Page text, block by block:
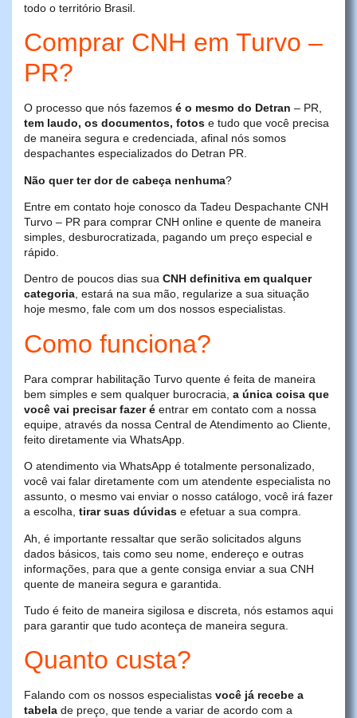
todo o território Brasil.
Comprar CNH em Turvo –
PR?
O processo que nós fazemos é o mesmo do Detran – PR,
tem laudo, os documentos, fotos e tudo que você precisa
de maneira segura e credenciada, afinal nós somos
despachantes especializados do Detran PR.
Não quer ter dor de cabeça nenhuma?
Entre em contato hoje conosco da Tadeu Despachante CNH
Turvo – PR para comprar CNH online e quente de maneira
simples, desburocratizada, pagando um preço especial e
rápido.
Dentro de poucos dias sua CNH definitiva em qualquer
categoria, estará na sua mão, regularize a sua situação
hoje mesmo, fale com um dos nossos especialistas.
Como funciona?
Para comprar habilitação Turvo quente é feita de maneira
bem simples e sem qualquer burocracia, a única coisa que
você vai precisar fazer é entrar em contato com a nossa
equipe, através da nossa Central de Atendimento ao Cliente,
feito diretamente via WhatsApp.
O atendimento via WhatsApp é totalmente personalizado,
você vai falar diretamente com um atendente especialista no
assunto, o mesmo vai enviar o nosso catálogo, você irá fazer
a escolha, tirar suas dúvidas e efetuar a sua compra.
Ah, é importante ressaltar que serão solicitados alguns
dados básicos, tais como seu nome, endereço e outras
informações, para que a gente consiga enviar a sua CNH
quente de maneira segura e garantida.
Tudo é feito de maneira sigilosa e discreta, nós estamos aqui
para garantir que tudo aconteça de maneira segura.
Quanto custa?
Falando com os nossos especialistas você já recebe a
tabela de preço, que tende a variar de acordo com a